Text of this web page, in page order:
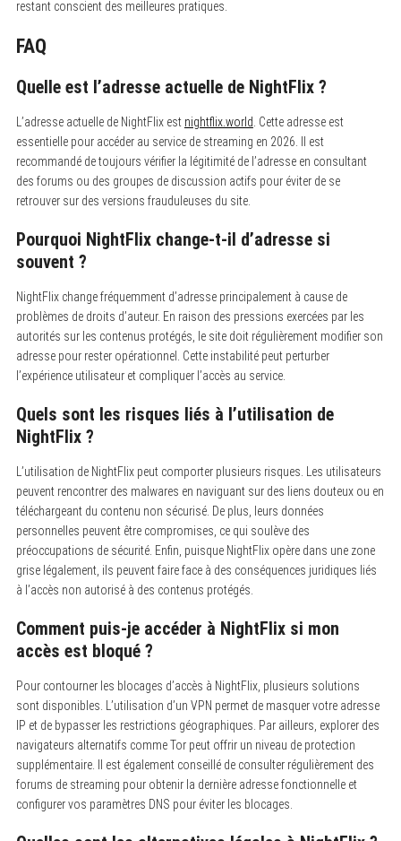
restant conscient des meilleures pratiques.
FAQ
Quelle est l’adresse actuelle de NightFlix ?
L’adresse actuelle de NightFlix est nightflix.world . Cette adresse est
essentielle pour accéder au service de streaming en 2026. Il est
recommandé de toujours vérifier la légitimité de l’adresse en consultant
des forums ou des groupes de discussion actifs pour éviter de se
retrouver sur des versions frauduleuses du site.
Pourquoi NightFlix change-t-il d’adresse si
souvent ?
NightFlix change fréquemment d’adresse principalement à cause de
problèmes de droits d’auteur. En raison des pressions exercées par les
autorités sur les contenus protégés, le site doit régulièrement modifier son
adresse pour rester opérationnel. Cette instabilité peut perturber
l’expérience utilisateur et compliquer l’accès au service.
Quels sont les risques liés à l’utilisation de
NightFlix ?
L’utilisation de NightFlix peut comporter plusieurs risques. Les utilisateurs
peuvent rencontrer des malwares en naviguant sur des liens douteux ou en
téléchargeant du contenu non sécurisé. De plus, leurs données
personnelles peuvent être compromises, ce qui soulève des
préoccupations de sécurité. Enfin, puisque NightFlix opère dans une zone
grise légalement, ils peuvent faire face à des conséquences juridiques liés
à l’accès non autorisé à des contenus protégés.
Comment puis-je accéder à NightFlix si mon
accès est bloqué ?
Pour contourner les blocages d’accès à NightFlix, plusieurs solutions
sont disponibles. L’utilisation d’un VPN permet de masquer votre adresse
IP et de bypasser les restrictions géographiques. Par ailleurs, explorer des
navigateurs alternatifs comme Tor peut offrir un niveau de protection
supplémentaire. Il est également conseillé de consulter régulièrement des
forums de streaming pour obtenir la dernière adresse fonctionnelle et
configurer vos paramètres DNS pour éviter les blocages.